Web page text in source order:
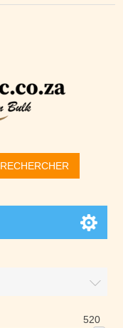
RECHERCHER
520